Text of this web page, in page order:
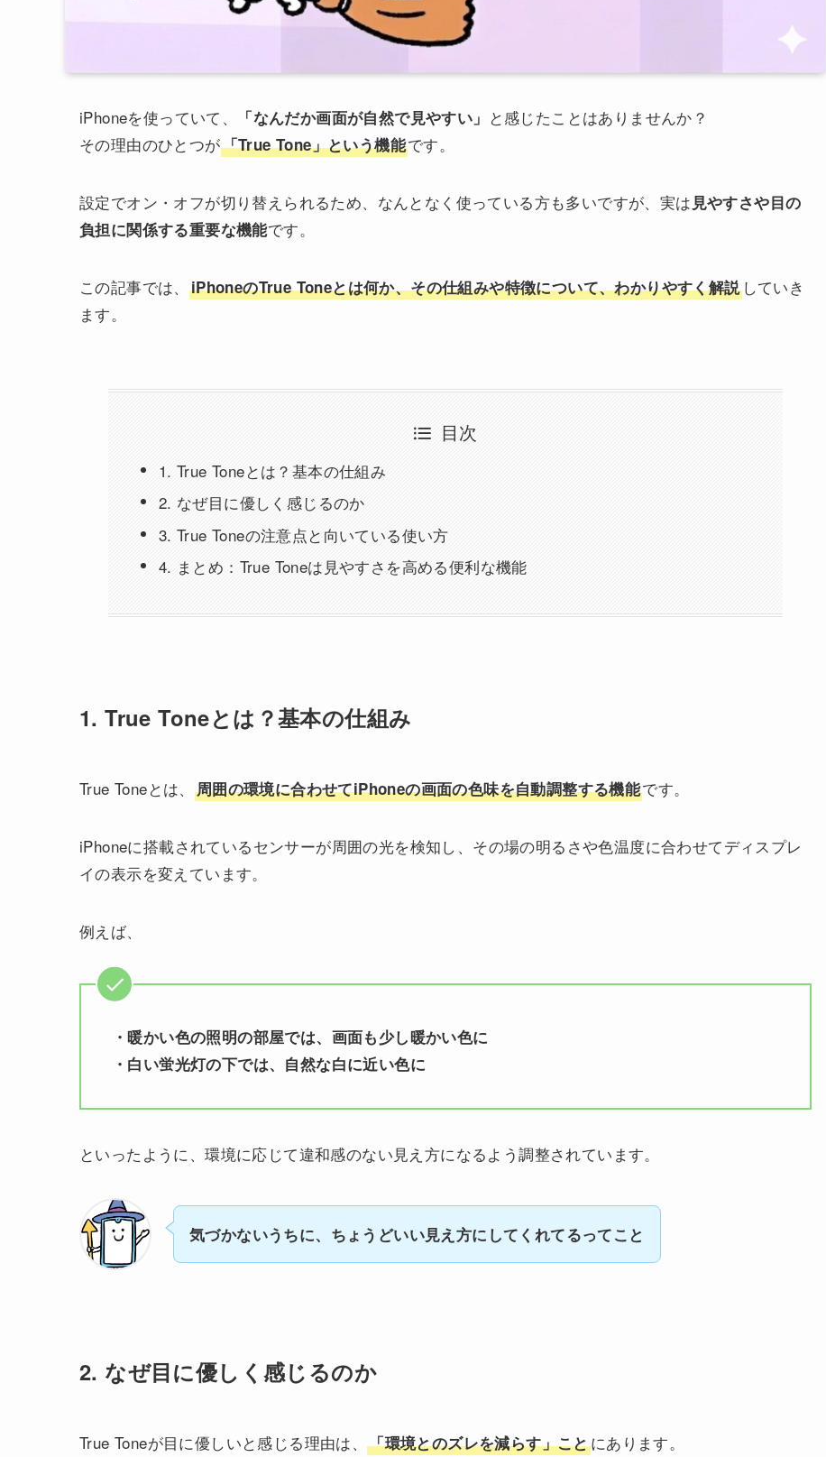
iPhoneを使っていて、 「なんだか画面が自然で見やすい」 と感じたことはありませんか？
その理由のひとつが「True Tone」という機能です。
設定でオン・オフが切り替えられるため、なんとなく使っている方も多いですが、実は 見やすさや目の
負担に関係する重要な機能です。
この記事では、 iPhoneのTrue Toneとは何か、その仕組みや特徴について、わかりやすく解説していき
ます。
目次
1. True Toneとは？基本の仕組み
2. なぜ目に優しく感じるのか
3. True Toneの注意点と向いている使い方
4. まとめ：True Toneは見やすさを高める便利な機能
1. True Toneとは？基本の仕組み
True Toneとは、 周囲の環境に合わせてiPhoneの画面の色味を自動調整する機能です。
iPhoneに搭載されているセンサーが周囲の光を検知し、その場の明るさや色温度に合わせてディスプレ
イの表示を変えています。
例えば、
・暖かい色の照明の部屋では、画面も少し暖かい色に
・白い蛍光灯の下では、自然な白に近い色に
といったように、環境に応じて違和感のない見え方になるよう調整されています。
気づかないうちに、ちょうどいい見え方にしてくれてるってこと
2. なぜ目に優しく感じるのか
True Toneが目に優しいと感じる理由は、「環境とのズレを減らす」ことにあります。